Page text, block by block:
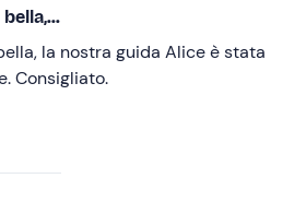
la nostra guida Alice è stata
Consigliato.